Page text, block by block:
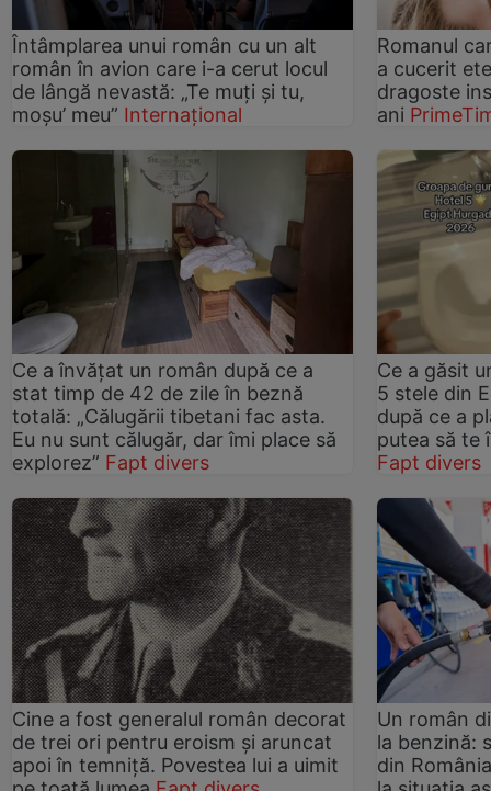
Întâmplarea unui român cu un alt
român în avion care i-a cerut locul
de lângă nevastă: „Te muți și tu,
moșu’ meu” Internațional
Romanul
a cucerit
dragoste
ani
Ce a învățat un român după ce a
stat timp de 42 de zile în beznă
totală: „Călugării tibetani fac asta.
Eu nu sunt călugăr, dar îmi place să
explorez” Fapt divers
Ce a găsit
5 stele din
după ce a
putea să te
Fapt divers
Cine a fost generalul român decorat
de trei ori pentru eroism și aruncat
apoi în temniță. Povestea lui a uimit
Un român
la benzină:
din